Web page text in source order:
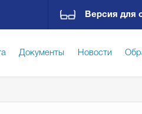
Версия для
Документы Новости